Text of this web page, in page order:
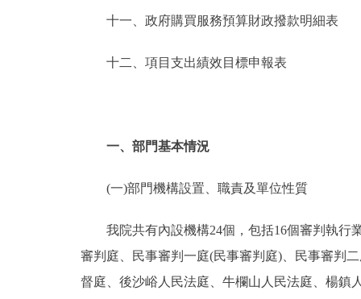
十一、政府購買服務預算財政撥款明細表
十二、項目支出績效目標申報表
一、部門基本情況
(一)部門機構設置、職責及單位性質
我院共有內設機構24個，包括16個審判執行
審判庭、民事審判一庭(民事審判庭)、民事審判
督庭、後沙峪人民法庭、牛欄山人民法庭、楊鎮